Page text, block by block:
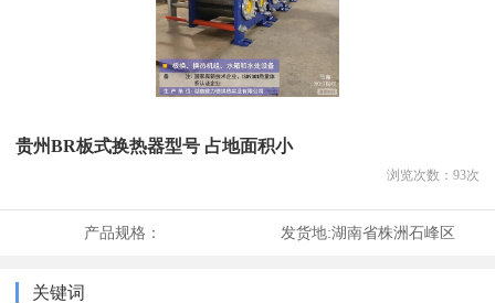
贵州BR板式换热器型号 占地面积小
浏览次数： 93次
产品规格： 发货地:湖南省株洲石峰区
关键词